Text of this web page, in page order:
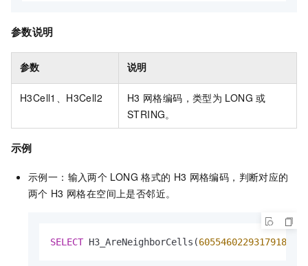
参数说明
参数 说明
H3Cell1、H3Cell2 H3 网格编码，类型为 LONG 或
STRING。
示例
示例一：输入两个 LONG 格式的 H3 网格编码，判断对应的
两个 H3 网格在空间上是否邻近。
SELECT H3_AreNeighborCells(605546022931791871